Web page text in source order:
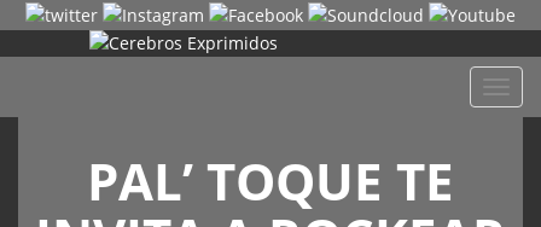
PAL’ TOQUE TE